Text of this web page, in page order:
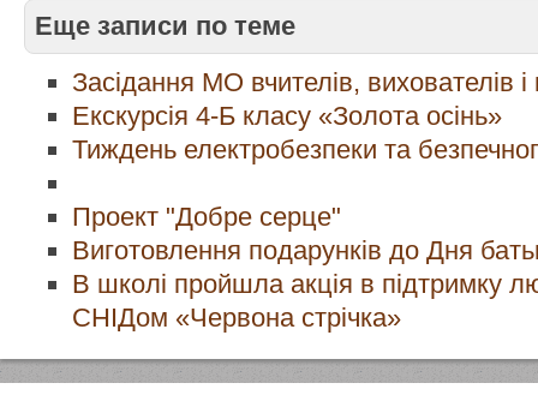
Еще записи по теме
Засідання МО вчителів, вихователів і
Екскурсія 4-Б класу «Золота осінь»
Тиждень електробезпеки та
Проект "Добре серце"
Виготовлення подарунків до Дня
В школі пройшла акція в підтримку
СНІДом «Червона стрічка»